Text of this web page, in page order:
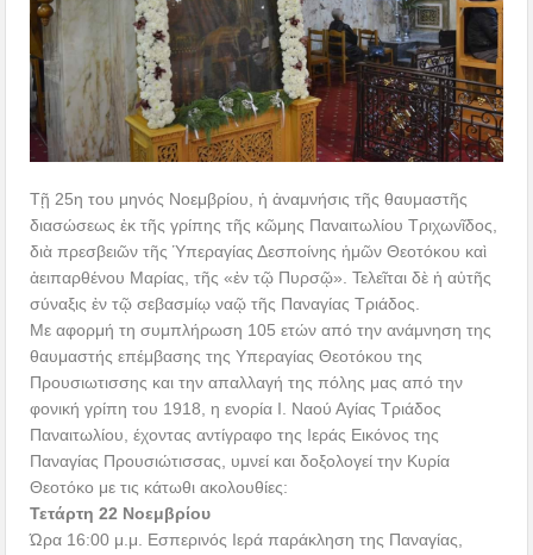
Τῇ 25η του μηνός Νοεμβρίου, ἡ ἀναμνήσις τῆς θαυμαστῆς
διασώσεως ἐκ τῆς γρίπης τῆς κῶμης Παναιτωλίου Τριχωνῖδος,
διὰ πρεσβειῶν τῆς Ὑπεραγίας Δεσποίνης ἡμῶν Θεοτόκου καὶ
ἀειπαρθένου Μαρίας, τῆς «ἐν τῷ Πυρσῷ». Τελεῖται δὲ ἡ αὐτῆς
σύναξις ἐν τῷ σεβασμίῳ ναῷ τῆς Παναγίας Τριάδος.
Με αφορμή τη συμπλήρωση 105 ετών από την ανάμνηση της
θαυμαστής επέμβασης της Υπεραγίας Θεοτόκου της
Προυσιωτισσης και την απαλλαγή της πόλης μας από την
φονική γρίπη του 1918, η ενορία Ι. Ναού Αγίας Τριάδος
Παναιτωλίου, έχοντας αντίγραφο της Ιεράς Εικόνος της
Παναγίας Προυσιώτισσας, υμνεί και δοξολογεί την Κυρία
Θεοτόκο με τις κάτωθι ακολουθίες:
Τετάρτη 22 Νοεμβρίου
Ώρα 16:00 μ.μ. Εσπερινός Ιερά παράκληση της Παναγίας,